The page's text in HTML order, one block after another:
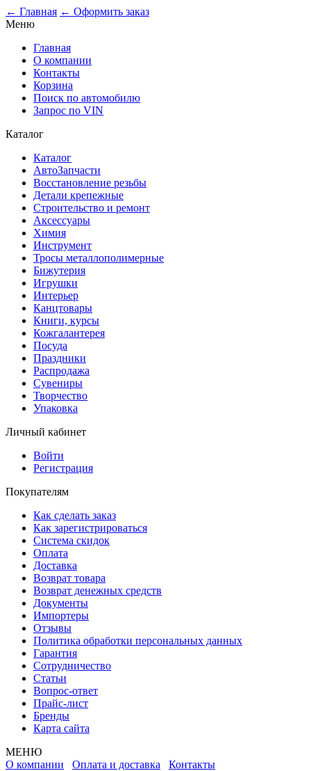
← Главная ← Оформить заказ
Меню
Главная
О компании
Контакты
Корзина
Поиск по автомобилю
Запрос по VIN
Каталог
Каталог
АвтоЗапчасти
Восстановление резьбы
Детали крепежные
Строительство и ремонт
Аксессуары
Химия
Инструмент
Тросы металлополимерные
Бижутерия
Игрушки
Интерьер
Канцтовары
Книги, курсы
Кожгалантерея
Посуда
Праздники
Распродажа
Сувениры
Творчество
Упаковка
Личный кабинет
Войти
Регистрация
Покупателям
Как сделать заказ
Как зарегистрироваться
Система скидок
Оплата
Доставка
Возврат товара
Возврат денежных средств
Документы
Импортеры
Отзывы
Политика обработки персональных данных
Гарантия
Сотрудничество
Статьи
Вопрос-ответ
Прайс-лист
Бренды
Карта сайта
МЕНЮ
О компании Оплата и доставка Контакты